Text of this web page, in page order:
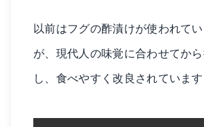
以前はフグの酢漬けが使われて
が、現代人の味覚に合わせてか
し、食べやすく改良されています